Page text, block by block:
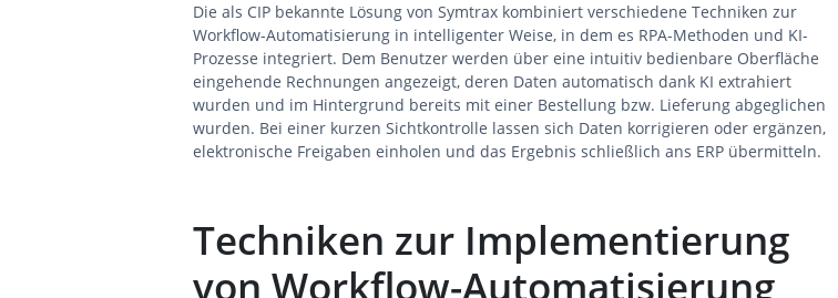
Die als CIP bekannte Lösung von Symtrax kombiniert verschiedene Techniken zur
Workflow-Automatisierung in intelligenter Weise, in dem es RPA-Methoden und KI-
Prozesse integriert. Dem Benutzer werden über eine intuitiv bedienbare Oberfläche
eingehende Rechnungen angezeigt, deren Daten automatisch dank KI extrahiert
wurden und im Hintergrund bereits mit einer Bestellung bzw. Lieferung abgeglichen
wurden. Bei einer kurzen Sichtkontrolle lassen sich Daten korrigieren oder ergänzen,
elektronische Freigaben einholen und das Ergebnis schließlich ans ERP übermitteln.
Techniken zur Implementierung
von Workflow-Automatisierung